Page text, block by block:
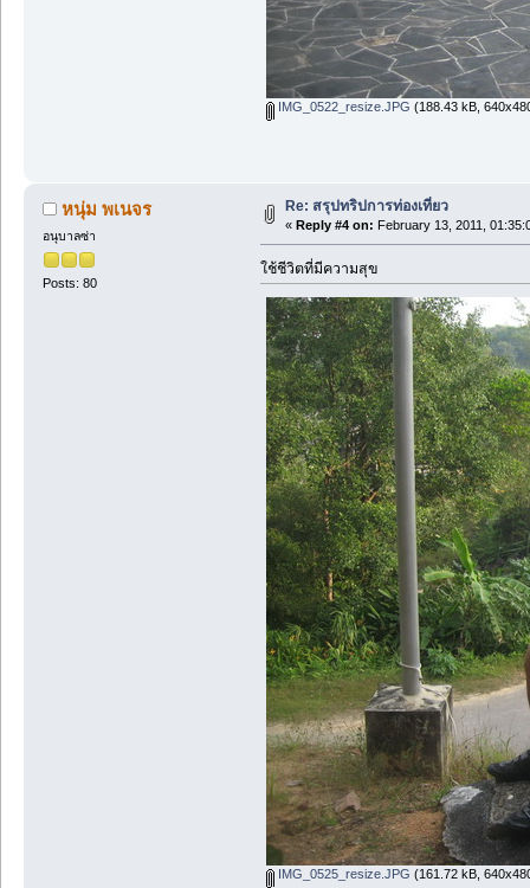
IMG_0522_resize.JPG (188.43 kB,
หนุ่ม พเนจร
อนุบาลซ่า
Posts: 80
Re: สรุปทริปการท่องเที่ยว
« Reply #4 on: February 13, 2011,
ใช้ชีวิตที่มีความสุข
IMG_0525_resize.JPG (161.72 kB,